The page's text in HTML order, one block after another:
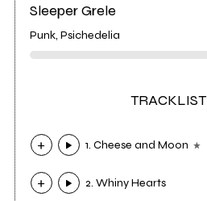
Sleeper Grele
Punk, Psichedelia
TRACKLIST
1. Cheese and Moon
2. Whiny Hearts